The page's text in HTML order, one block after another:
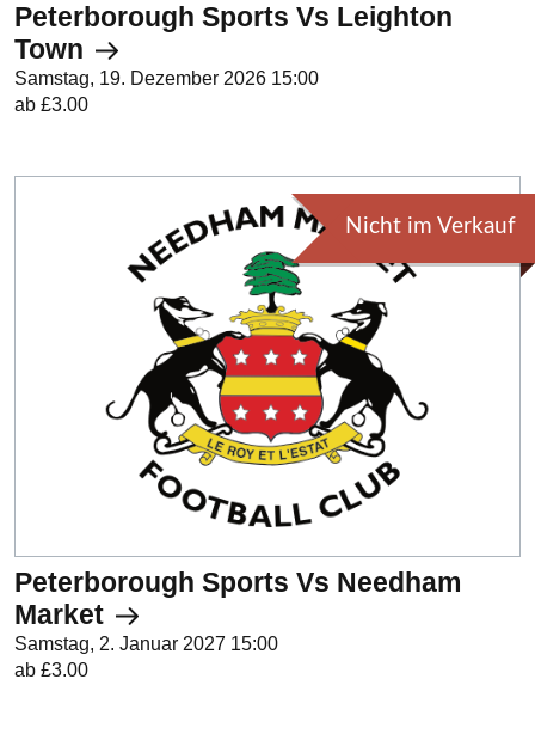
Peterborough Sports Vs Leighton
Town
Samstag, 19. Dezember 2026 15:00
ab £3.00
Nicht im Verkauf
Peterborough Sports Vs Needham
Market
Samstag, 2. Januar 2027 15:00
ab £3.00